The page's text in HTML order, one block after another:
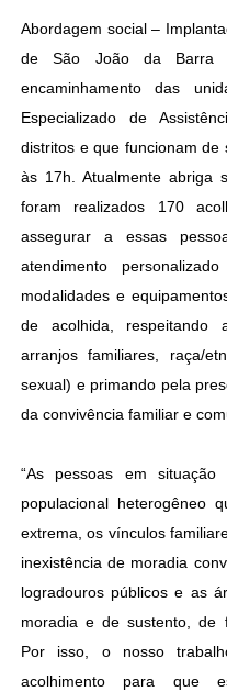
Abordagem social –
de São João da Barra
encaminhamento das
Especializado de
distritos e que funcionam de
às 17h. Atualmente abriga
foram realizados 170
assegurar a essas
atendimento
modalidades e
de acolhida, respeitando
arranjos familiares, raça/
sexual) e primando pela
da convivência familiar e
“As pessoas em
populacional heterogêneo
extrema, os vínculos
inexistência de moradia
logradouros públicos e as
moradia e de sustento, de
Por isso, o nosso
acolhimento para que